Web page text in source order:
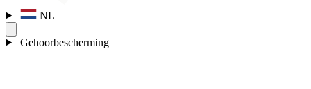
NL
Gehoorbescherming